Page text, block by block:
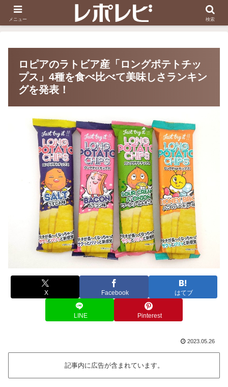
スヌーピー刺しゅう ダイソー知恵の輪
ロピアのラトビア産「ロングポテトチッ
プス」4種を食べ比べて美味しさランキン
グを発表！
X Facebook はてブ
LINE Pinterest
2023.05.26
記事内に広告が含まれています。
メニュー 検索